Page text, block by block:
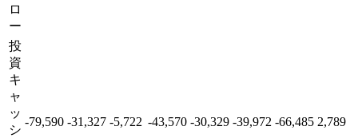
ロ
ー
投
資
キ
ャ
ッ
シ
-79,590 -31,327 -5,722 -43,570 -30,329 -39,972 -66,485 2,789